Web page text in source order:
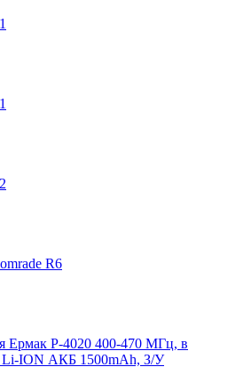
R6
Ермак P-4020 400-470 MГц, в
Li-ION АКБ 1500mAh, З/У